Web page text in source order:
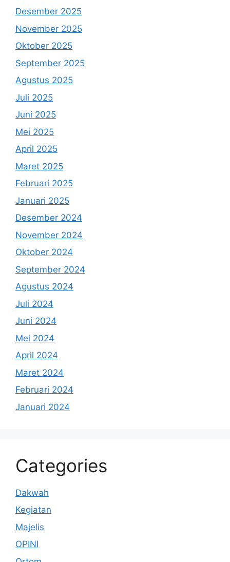
Desember 2025
November 2025
Oktober 2025
September 2025
Agustus 2025
Juli 2025
Juni 2025
Mei 2025
April 2025
Maret 2025
Februari 2025
Januari 2025
Desember 2024
November 2024
Oktober 2024
September 2024
Agustus 2024
Juli 2024
Juni 2024
Mei 2024
April 2024
Maret 2024
Februari 2024
Januari 2024
Categories
Dakwah
Kegiatan
Majelis
OPINI